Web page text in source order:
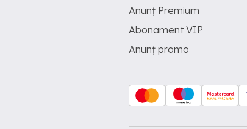
Anunț Premium
Abonament VIP
Anunț promo